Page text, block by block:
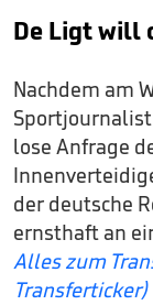
De Ligt will
Nachdem am
lose Anfrage
der deutsche
ernsthaft an
Alles zum
Transferticker)